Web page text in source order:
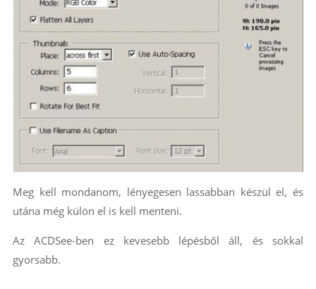
Meg kell mondanom, lényegesen lassabban készül el, és
utána még külön el is kell menteni.
Az ACDSee-ben ez kevesebb lépésből áll, és sokkal
gyorsabb.